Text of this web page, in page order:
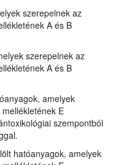
szerepelnek az
A és B
szerepelnek az
A és B
amelyek
E
szempontból
hatóanyagok, amelyek